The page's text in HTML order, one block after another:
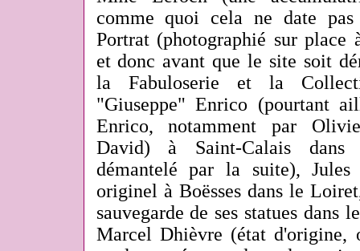
comme quoi cela ne date pas
Portrat (photographié sur place
et donc avant que le site soit
la Fabuloserie et la
"Giuseppe" Enrico (pourtant
Enrico, notamment par
David) à Saint-Calais
démantelé par la suite),
originel à Boësses dans le
sauvegarde de ses statues dans
Marcel Dhièvre (état